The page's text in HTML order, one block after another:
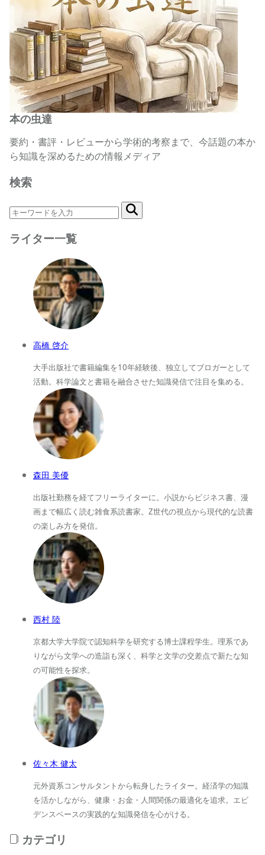
本の虫達
要約・書評・レビューから学術的考察まで、今話題の本か
ら知識を深めるための情報メディア
検索
ライター一覧
高橋 啓介
大手出版社で書籍編集を10年経験後、独立してブロガーとして
活動。科学論文と書籍を融合させた知識発信で注目を集める。
森田 美優
出版社勤務を経てフリーライターに。小説からビジネス書、漫
画まで幅広く読む雑食系読書家。Z世代の視点から現代的な読書
の楽しみ方を発信。
西村 陸
京都大学大学院で認知科学を研究する博士課程学生。理系であ
りながら文学への造詣も深く、科学と文学の交差点で新たな知
の可能性を探求。
佐々木 健太
元外資系コンサルタントから転身したライター。経済学の知識
を活かしながら、健康・お金・人間関係の最適化を追求。エビ
デンスベースの実践的な知識発信を心がける。
カテゴリ